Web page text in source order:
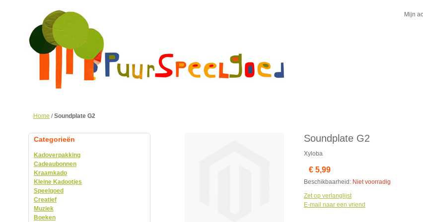
Mijn
Home /Soundplate G2
Soundplate G2
Xyloba
€ 5,99
Beschikbaarheid: Niet voorradig
Zet op verlanglijst
E-mail naar een vriend
Categorieën
Kadoverpakking
Cadeaubonnen
Kraamkado
Kleine Kadootjes
Speelgoed
Creatief
Muziek
Boeken